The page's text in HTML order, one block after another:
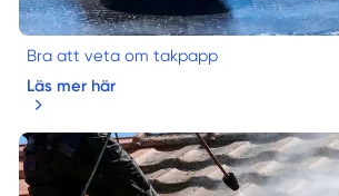
Bra att veta om takpapp
Läs mer här